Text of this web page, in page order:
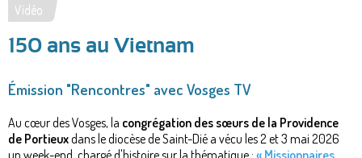
Vous
êtes
ici
Vidéo
150 ans au Vietnam
Émission "Rencontres" avec Vosges TV
Au cœur des Vosges, la congrégation des sœurs de la Providence
de Portieuxdans le diocèse de Saint-Dié a vécu les 2 et 3 mai 2026
un week-end chargé d'histoire sur la thématique : « Missionnaires